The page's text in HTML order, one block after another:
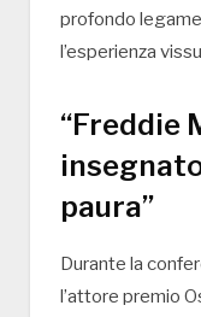
profondo
l’esperienza
“Freddie
paura”
Durante la
l’attore premio